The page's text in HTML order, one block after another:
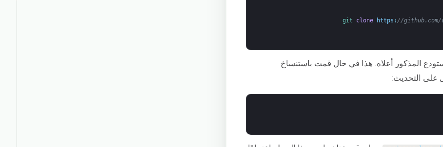
git clone https : //github.com/
المذكور أعلاه. هذا في حال قمت باستنساخ
على التحديث: